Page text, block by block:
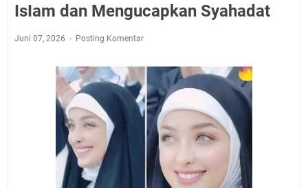
IsIam dan Mengucapkan Syahadat
Juni 07, 2026 Posting Komentar